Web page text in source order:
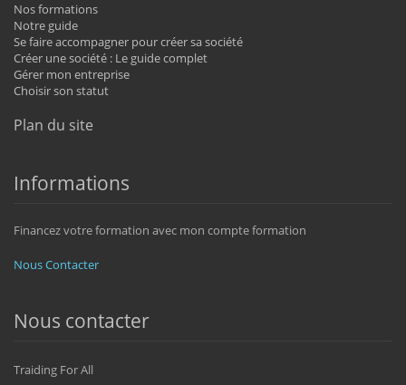
Nos formations
Notre guide
Se faire accompagner pour créer sa société
Créer une société : Le guide complet
Gérer mon entreprise
Choisir son statut
Plan du site
Informations
Financez votre formation avec mon compte formation
Nous Contacter
Nous contacter
Traiding For All